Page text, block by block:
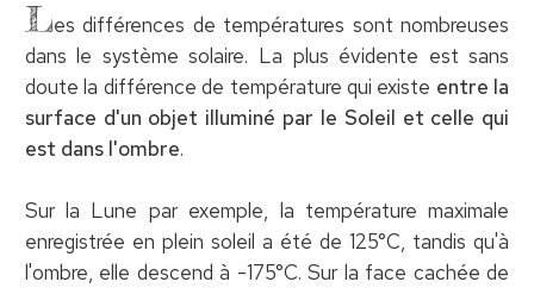
Les différences de températures sont nombreuses
dans le système solaire. La plus évidente est sans
doute la différence de température qui existe entre la
surface d'un objet illuminé par le Soleil et celle qui
est dans l'ombre.
Sur la Lune par exemple, la température maximale
enregistrée en plein soleil a été de 125°C, tandis qu'à
l'ombre, elle descend à -175°C. Sur la face cachée de